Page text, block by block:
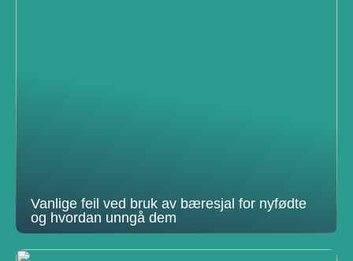
Vanlige feil ved bruk av bæresjal for nyfødte
og hvordan unngå dem